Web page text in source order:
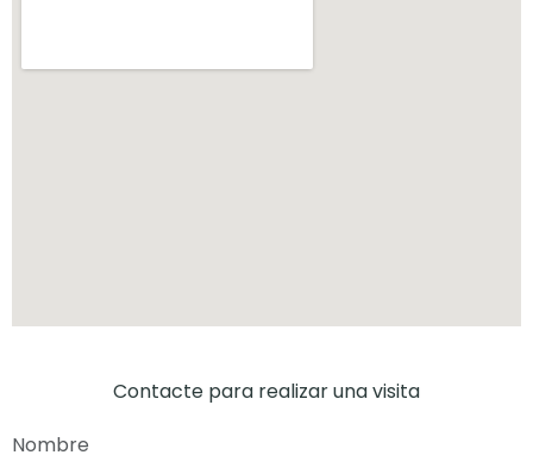
Contacte para realizar una visita
Nombre